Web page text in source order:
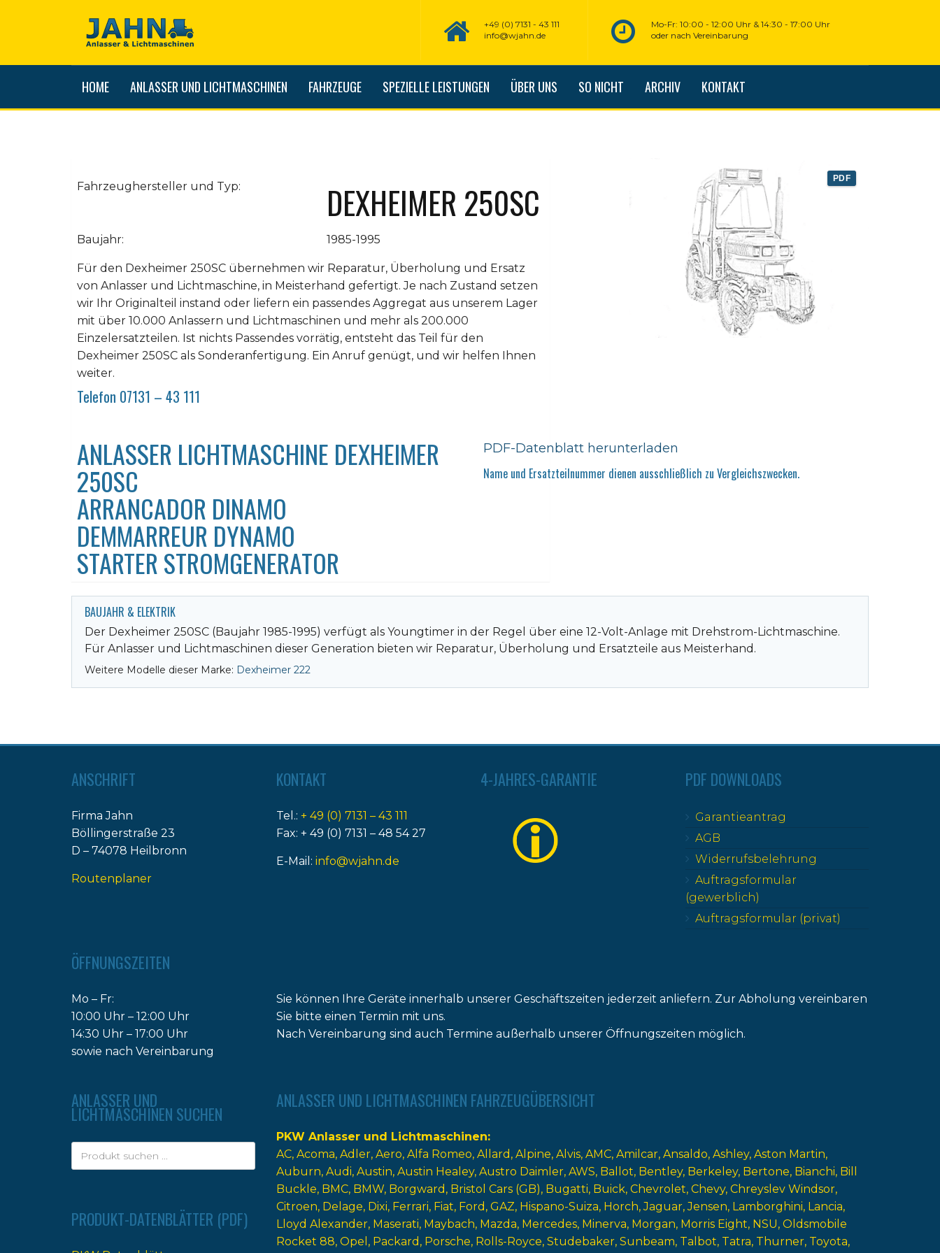
Mo-Fr: 10:00 - 12:00 Uhr & 14:30 - 17:00 Uhr
oder nach Vereinbarung
+49 (0) 7131 - 43 111
info@wjahn.de
HOME ANLASSER UND LICHTMASCHINEN FAHRZEUGE SPEZIELLE LEISTUNGEN ÜBER UNS SO NICHT ARCHIV KONTAKT
PDF
Fahrzeughersteller und Typ: DEXHEIMER 250SC
Baujahr: 1985-1995
Für den Dexheimer 250SC übernehmen wir Reparatur, Überholung und Ersatz
von Anlasser und Lichtmaschine, in Meisterhand gefertigt. Je nach Zustand setzen
wir Ihr Originalteil instand oder liefern ein passendes Aggregat aus unserem Lager
mit über 10.000 Anlassern und Lichtmaschinen und mehr als 200.000
Einzelersatzteilen. Ist nichts Passendes vorrätig, entsteht das Teil für den
Dexheimer 250SC als Sonderanfertigung. Ein Anruf genügt, und wir helfen Ihnen
weiter.
Telefon 07131 – 43 111
ANLASSER LICHTMASCHINE DEXHEIMER
250SC
ARRANCADOR DINAMO
DEMMARREUR DYNAMO
STARTER STROMGENERATOR
PDF-Datenblatt herunterladen
Name und Ersatzteilnummer dienen ausschließlich zu Vergleichszwecken.
BAUJAHR & ELEKTRIK
Der Dexheimer 250SC (Baujahr 1985-1995) verfügt als Youngtimer in der Regel über eine 12-Volt-Anlage mit Drehstrom-Lichtmaschine.
Für Anlasser und Lichtmaschinen dieser Generation bieten wir Reparatur, Überholung und Ersatzteile aus Meisterhand.
Weitere Modelle dieser Marke: Dexheimer 222
ANSCHRIFT
Firma Jahn
Böllingerstraße 23
D – 74078 Heilbronn
Routenplaner
KONTAKT
Tel.: + 49 (0) 7131 – 43 111
Fax: + 49 (0) 7131 – 48 54 27
E-Mail: info@wjahn.de
4-JAHRES-GARANTIE PDF DOWNLOADS
Garantieantrag
AGB
Widerrufsbelehrung
Auftragsformular
(gewerblich)
Auftragsformular (privat)
ÖFFNUNGSZEITEN
Mo – Fr:
10:00 Uhr – 12:00 Uhr
14:30 Uhr – 17:00 Uhr
sowie nach Vereinbarung
Sie können Ihre Geräte innerhalb unserer Geschäftszeiten jederzeit anliefern. Zur Abholung vereinbaren
Sie bitte einen Termin mit uns.
Nach Vereinbarung sind auch Termine außerhalb unserer Öffnungszeiten möglich.
ANLASSER UND
LICHTMASCHINEN SUCHEN
PRODUKT-DATENBLÄTTER (PDF)
ANLASSER UND LICHTMASCHINEN FAHRZEUGÜBERSICHT
PKW Anlasser und Lichtmaschinen
AC Acoma Adler Aero Alfa Romeo Allard Alpine Alvis AMC Amilcar Ansaldo Ashley Aston Martin
Auburn Audi Austin Austin Healey Austro Daimler AWS Ballot Bentley Berkeley Bertone Bianchi Bill
Buckle BMC BMW Borgward Bristol Cars (GB) Bugatti Buick Chevrolet Chevy Chreyslev Windsor
Citroen Delage Dixi Ferrari Fiat Ford GAZ Hispano-Suiza Horch Jaguar Jensen Lamborghini Lancia
Lloyd Alexander Maserati Maybach Mazda Mercedes Minerva Morgan Morris Eight NSU Oldsmobile
Rocket 88 Opel Packard Porsche Rolls-Royce Studebaker Sunbeam Talbot Tatra Thurner Toyota